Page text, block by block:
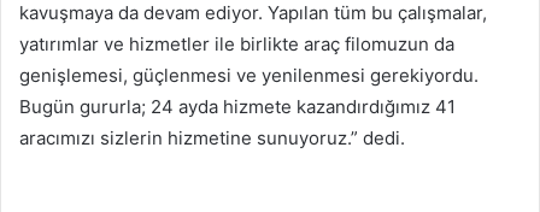
kavuşmaya da devam ediyor. Yapılan tüm bu çalışmalar,
yatırımlar ve hizmetler ile birlikte araç filomuzun da
genişlemesi, güçlenmesi ve yenilenmesi gerekiyordu.
Bugün gururla; 24 ayda hizmete kazandırdığımız 41
aracımızı sizlerin hizmetine sunuyoruz.” dedi.